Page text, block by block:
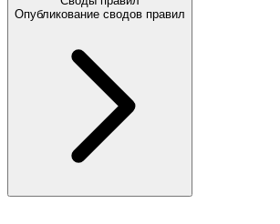
Опубликование сводов правил